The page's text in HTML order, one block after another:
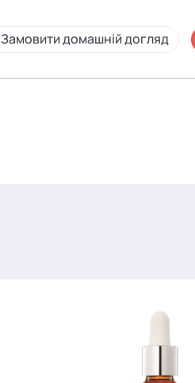
Замовити домашній догляд